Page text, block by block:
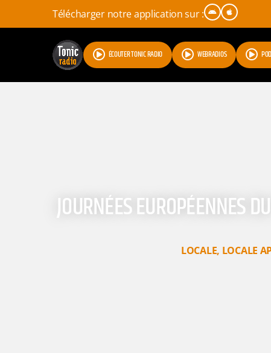
Télécharger notre application sur :
ÉCOUTER TONIC RADIO WEBRADIOS
JOURNÉES EUROPÉENNES
LOCALE, LOCALE